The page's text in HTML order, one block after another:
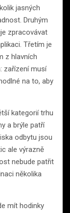
jasných
Druhým
zpracovávat
Třetím je
z hlavních
zařízení musí
na to, aby
kategorií trhu
a brýle patří
odbytu jsou
ale výrazně
nebude patřit
několika
mít hodinky